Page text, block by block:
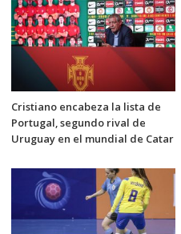
Cristiano encabeza la lista de
Portugal, segundo rival de
Uruguay en el mundial de Catar